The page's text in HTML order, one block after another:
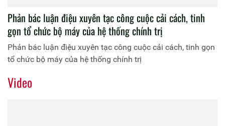
Phản bác luận điệu xuyên tạc công cuộc cải cách, tinh
gọn tổ chức bộ máy của hệ thống chính trị
Phản bác luận điệu xuyên tạc công cuộc cải cách, tinh gọn
tổ chức bộ máy của hệ thống chính trị
Video